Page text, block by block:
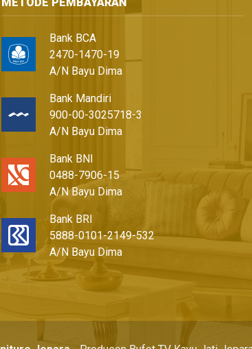
Bank BCA
2470-1470-19
A/N Bayu Dima
Bank Mandiri
900-00-3025718-3
A/N Bayu Dima
Bank BNI
0488-7906-15
A/N Bayu Dima
Bank BRI
5888-0101-2149-532
A/N Bayu Dima